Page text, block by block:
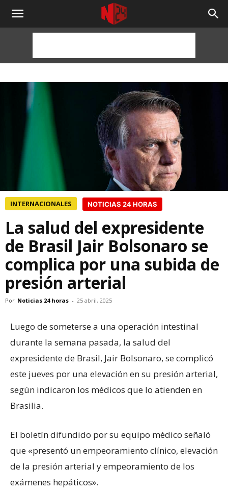
NOTICIAS
HORAS
INTERNACIONALES NOTICIAS 24 HORAS
La salud del expresidente
de Brasil Jair Bolsonaro se
complica por una subida de
presión arterial
Por Noticias 24 horas - 25 abril, 2025
Luego de someterse a una operación intestinal
durante la semana pasada, la salud del
expresidente de Brasil, Jair Bolsonaro, se complicó
este jueves por una elevación en su presión arterial,
según indicaron los médicos que lo atienden en
Brasilia.
El boletín difundido por su equipo médico señaló
que «presentó un empeoramiento clínico, elevación
de la presión arterial y empeoramiento de los
exámenes hepáticos».